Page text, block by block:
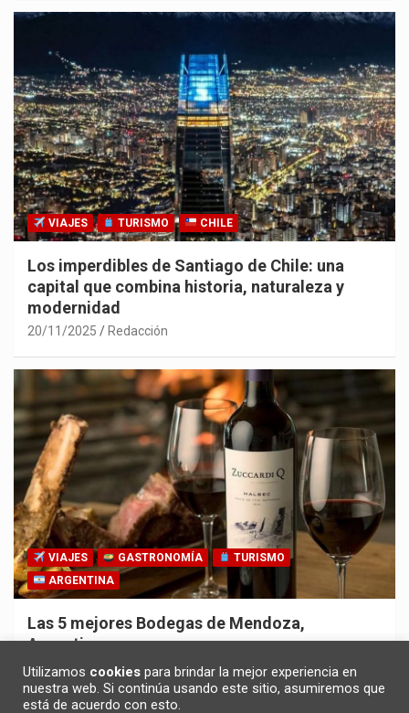
VIAJES TURISMO CHILE
Los imperdibles de Santiago de Chile: una
capital que combina historia, naturaleza y
modernidad
20/11/2025 Redacción
VIAJES GASTRONOMÍA
TURISMO
ARGENTINA
Las 5 mejores Bodegas de Mendoza,
Argentina
30/10/2025 Redacción
Utilizamos cookies para brindar la mejor experiencia en
nuestra web. Si continúa usando este sitio, asumiremos que
está de acuerdo con esto.